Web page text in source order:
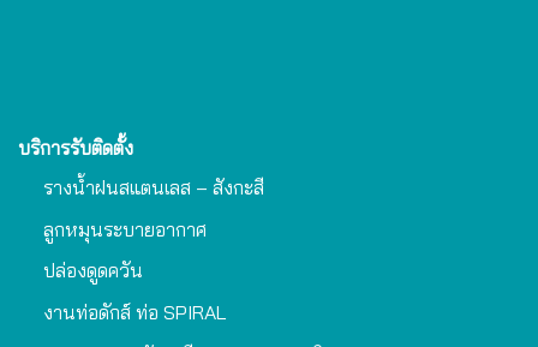
บริการรับติดตั้ง
รางน้ำฝนสแตนเลส – สังกะสี
ลูกหมุนระบายอากาศ
ปล่องดูดควัน
งานท่อดักส์ ท่อ SPIRAL